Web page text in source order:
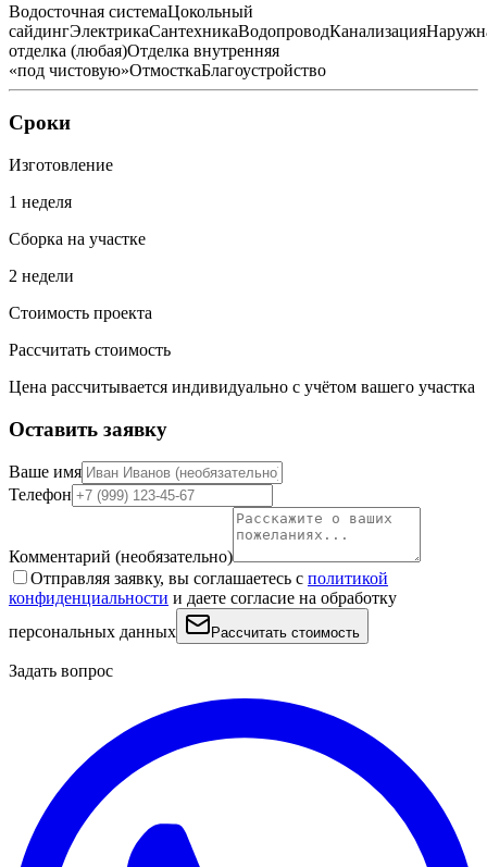
Водосточная системаЦокольный
сайдингЭлектрикаСантехникаВодопроводКанализация
отделка (любая)Отделка внутренняя
«под чистовую»ОтмосткаБлагоустройство
Сроки
Изготовление
1 неделя
Сборка на участке
2 недели
Стоимость проекта
Рассчитать стоимость
Цена рассчитывается индивидуально с учётом вашего участка
Оставить заявку
Ваше имя
Телефон
Комментарий (необязательно)
Отправляя заявку, вы соглашаетесь с политикой
конфиденциальности и даете согласие на обработку
персональных данных
Рассчитать стоимость
Задать вопрос